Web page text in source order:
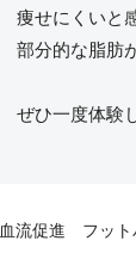
痩せにくいと
部分的な脂肪
ぜひ一度体験
血流促進 フット